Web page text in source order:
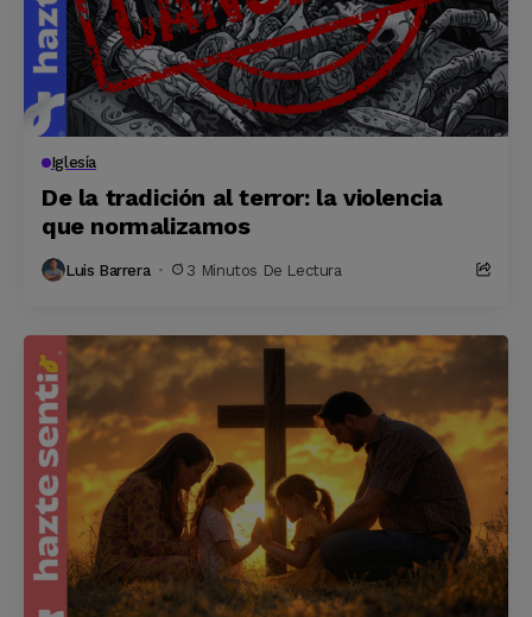
Iglesía
De la tradición al terror: la violencia
que normalizamos
Luis Barrera 3 Minutos De Lectura